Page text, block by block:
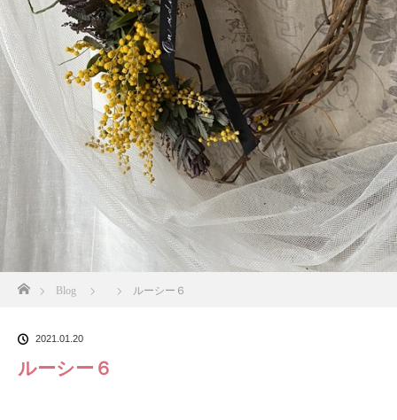
Blog ルーシー６
2021.01.20
ルーシー６